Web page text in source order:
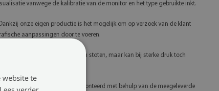
vanwege de kalibratie van de monitor en het type gebruikte inkt.
onze eigen productie is het mogelijk om op verzoek van de klant
aanpassingen door te voeren.
Acryl is bestand tegen krassen en stoten, maar kan bij sterke druk toch
worden het best gemonteerd met behulp van de meegeleverde
website te